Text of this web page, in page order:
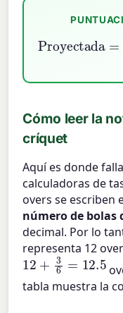
Proyectada
Cómo leer la
críquet
Aquí es donde
calculadoras de
overs se escriben
número de bolas
decimal. Por lo
representa 12
12+36=12.5
tabla muestra la